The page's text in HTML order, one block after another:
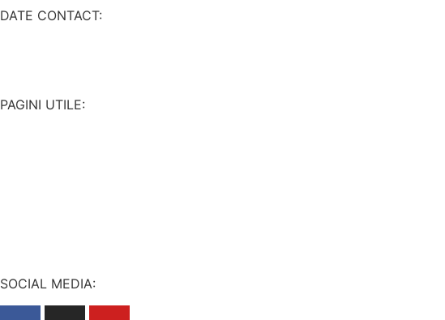
DATE CONTACT:
PAGINI UTILE:
SOCIAL MEDIA: